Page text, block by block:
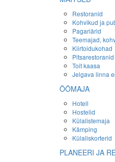
Restoranid
Kohvikud ja
Pagariärid
Teemajad,
Kiirtoidukohad
Pitsarestoranid
Toit kaasa
Jelgava linna
ÖÖMAJA
Hotell
Hostelid
Külalistemaja
Kämping
Külaliskorterid
PLANEERI JA